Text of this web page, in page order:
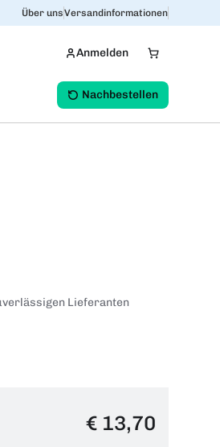
Über unsVersandinformationen
Anmelden
Nachbestellen
Lieferanten
€ 13,70